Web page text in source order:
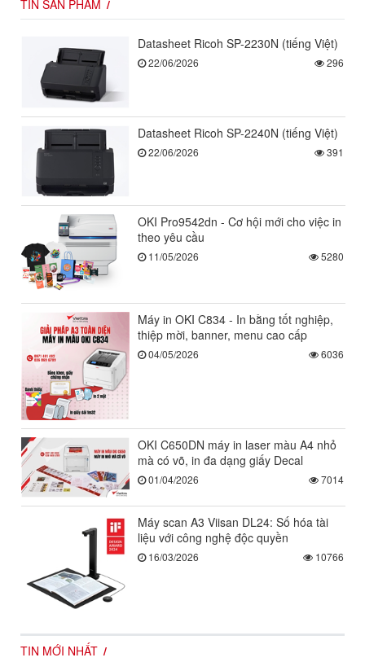
TIN SẢN PHẨM
Datasheet Ricoh SP-2230N (tiếng Việt)
22/06/2026 296
Datasheet Ricoh SP-2240N (tiếng Việt)
22/06/2026 391
OKI Pro9542dn - Cơ hội mới cho việc in
theo yêu cầu
11/05/2026 5280
Máy in OKI C834 - In bằng tốt nghiệp,
thiệp mời, banner, menu cao cấp
04/05/2026 6036
OKI C650DN máy in laser màu A4 nhỏ
mà có võ, in đa dạng giấy Decal
01/04/2026 7014
Máy scan A3 Viisan DL24: Số hóa tài
liệu với công nghệ độc quyền
16/03/2026 10766
TIN MỚI NHẤT